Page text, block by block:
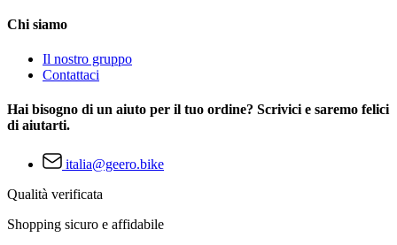
Chi siamo
Il nostro gruppo
Contattaci
Hai bisogno di un aiuto per il tuo ordine? Scrivici e saremo felici
di aiutarti.
italia@geero.bike
Qualità verificata
Shopping sicuro e affidabile